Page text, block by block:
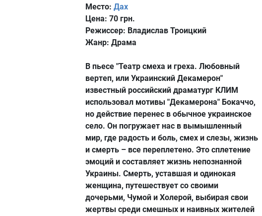
Место: Дах
Цена: 70 грн.
Режиссер: Владислав Троицкий
Жанр: Драма
В пьесе "Театр смеха и греха. Любовный
вертеп, или Украинский Декамерон"
известный российский драматург КЛИМ
использовал мотивы "Декамерона" Бокаччо,
но действие перенес в обычное украинское
село. Он погружает нас в вымышленный
мир, где радость и боль, смех и слезы, жизнь
и смерть – все переплетено. Это сплетение
эмоций и составляет жизнь непознанной
Украины. Смерть, уставшая и одинокая
женщина, путешествует со своими
дочерьми, Чумой и Холерой, выбирая свои
жертвы среди смешных и наивных жителей